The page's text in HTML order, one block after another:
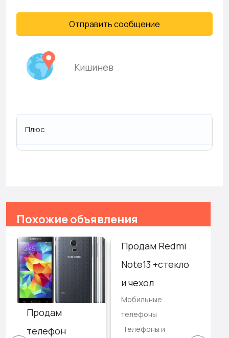
Отправить сообщение
Кишинев
Плюс
Похожие объявления
Продам
телефон
Продам Redmi
Note13 +стекло
и чехол
Мобильные
телефоны
Телефоны и